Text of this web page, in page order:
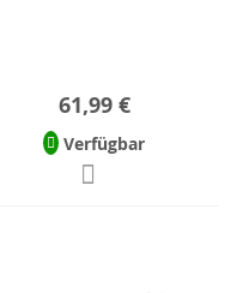
61,99 €
Verfügbar